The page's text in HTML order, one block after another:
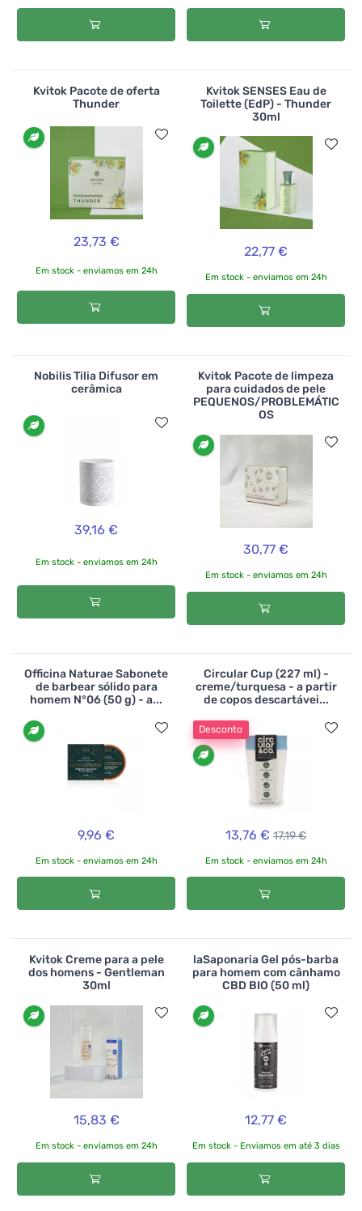
Kvitok Pacote de oferta
Thunder
23,73 €
Em stock - enviamos em 24h
Kvitok SENSES Eau de
Toilette (EdP) - Thunder
30ml
22,77 €
Em stock - enviamos em 24h
Nobilis Tilia Difusor em
cerâmica
39,16 €
Em stock - enviamos em 24h
Kvitok Pacote de limpeza
para cuidados de pele
PEQUENOS/PROBLEMÁTIC
OS
30,77 €
Em stock - enviamos em 24h
Officina Naturae Sabonete
de barbear sólido para
homem N°06 (50 g) - a...
9,96 €
Em stock - enviamos em 24h
Circular Cup (227 ml) -
creme/turquesa - a partir
de copos descartávei...
Desconto
13,76 € 17,19 €
Em stock - enviamos em 24h
Kvitok Creme para a pele
dos homens - Gentleman
30ml
15,83 €
Em stock - enviamos em 24h
laSaponaria Gel pós-barba
para homem com cânhamo
CBD BIO (50 ml)
12,77 €
Em stock - Enviamos em até 3 dias